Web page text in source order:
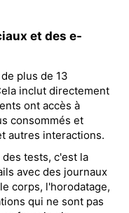
et des e-
plus de 13
inclut directement
ont accès à
consommés et
autres interactions.
tests, c'est la
avec des journaux
corps, l'horodatage,
qui ne sont pas